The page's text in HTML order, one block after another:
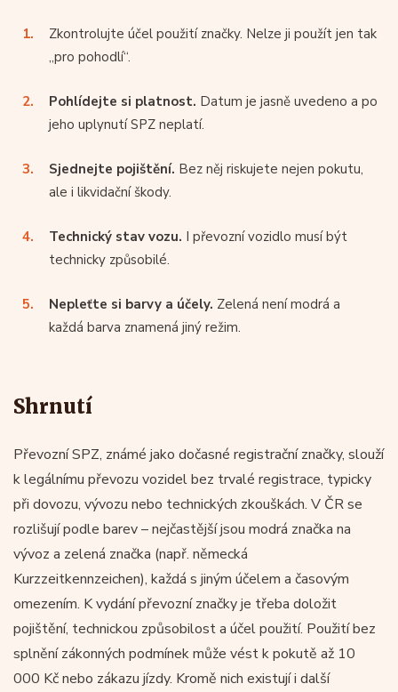
Zkontrolujte účel použití značky. Nelze ji použít jen tak
„pro pohodlí“.
Pohlídejte si platnost. Datum je jasně uvedeno a po
jeho uplynutí SPZ neplatí.
Sjednejte pojištění. Bez něj riskujete nejen pokutu,
ale i likvidační škody.
Technický stav vozu. I převozní vozidlo musí být
technicky způsobilé.
Nepleťte si barvy a účely. Zelená není modrá a
každá barva znamená jiný režim.
Shrnutí
Převozní SPZ, známé jako dočasné registrační značky, slouží
k legálnímu převozu vozidel bez trvalé registrace, typicky
při dovozu, vývozu nebo technických zkouškách. V ČR se
rozlišují podle barev – nejčastější jsou modrá značka na
vývoz a zelená značka (např. německá
Kurzzeitkennzeichen), každá s jiným účelem a časovým
omezením. K vydání převozní značky je třeba doložit
pojištění, technickou způsobilost a účel použití. Použití bez
splnění zákonných podmínek může vést k pokutě až 10
000 Kč nebo zákazu jízdy. Kromě nich existují i další